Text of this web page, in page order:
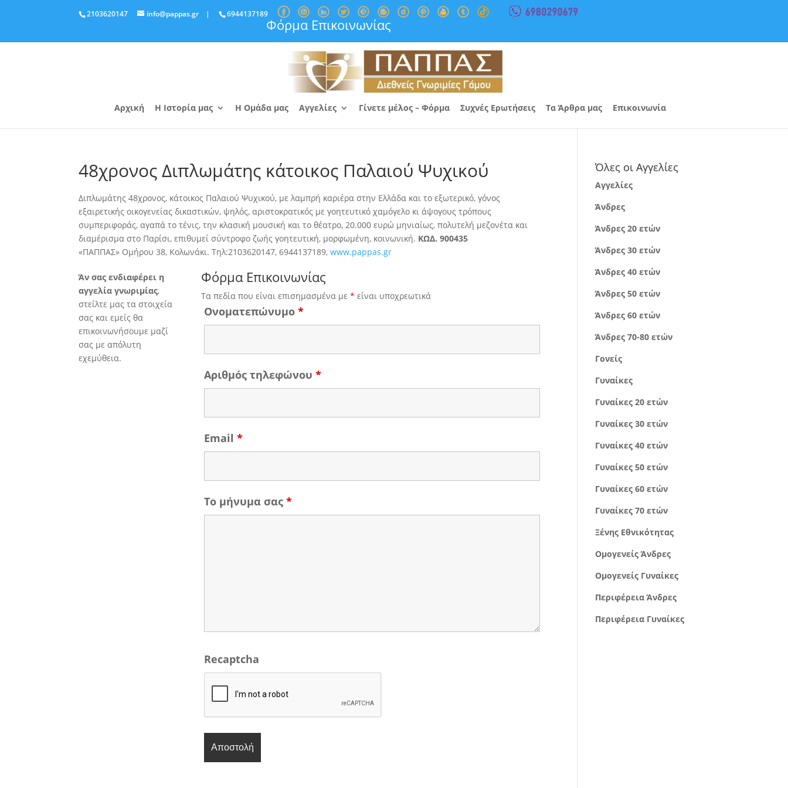
2103620147 info@pappas.gr | 6944137189
Φόρμα Επικοινωνίας
Αρχική Η Ιστορία μας Η Ομάδα μας Αγγελίες Γίνετε μέλος – Φόρμα Συχνές Ερωτήσεις Τα Άρθρα μας Επικοινωνία
48χρονος Διπλωμάτης κάτοικος Παλαιού Ψυχικού
Διπλωμάτης 48χρονος, κάτοικος Παλαιού Ψυχικού, με λαμπρή καριέρα στην Ελλάδα και το εξωτερικό, γόνος
εξαιρετικής οικογενείας δικαστικών, ψηλός, αριστοκρατικός με γοητευτικό χαμόγελο κι άψογους τρόπους
συμπεριφοράς, αγαπά το τένις, την κλασική μουσική και το θέατρο, 20.000 ευρώ μηνιαίως, πολυτελή μεζονέτα και
διαμέρισμα στο Παρίσι, επιθυμεί σύντροφο ζωής γοητευτική, μορφωμένη, κοινωνική. ΚΩΔ. 900435
«ΠΑΠΠΑΣ» Ομήρου 38, Κολωνάκι. Τηλ:2103620147, 6944137189,www.pappas.gr
Άν σας ενδιαφέρει η
αγγελία γνωριμίας,
στείλτε μας τα στοιχεία
σας και εμείς θα
επικοινωνήσουμε μαζί
σας με απόλυτη
εχεμύθεια.
Φόρμα Επικοινωνίας
Τα πεδία που είναι επισημασμένα με* είναι υποχρεωτικά
Ονοματεπώνυμο*
Αριθμός τηλεφώνου*
Email*
Το μήνυμα σας*
Recaptcha
Όλες οι Αγγελίες
Αγγελίες
Άνδρες
Άνδρες 20 ετών
Άνδρες 30 ετών
Άνδρες 40 ετών
Άνδρες 50 ετών
Άνδρες 60 ετών
Άνδρες 70-80 ετών
Γονείς
Γυναίκες
Γυναίκες 20 ετών
Γυναίκες 30 ετών
Γυναίκες 40 ετών
Γυναίκες 50 ετών
Γυναίκες 60 ετών
Γυναίκες 70 ετών
Ξένης Εθνικότητας
Ομογενείς Άνδρες
Ομογενείς Γυναίκες
Περιφέρεια Άνδρες
Περιφέρεια Γυναίκες